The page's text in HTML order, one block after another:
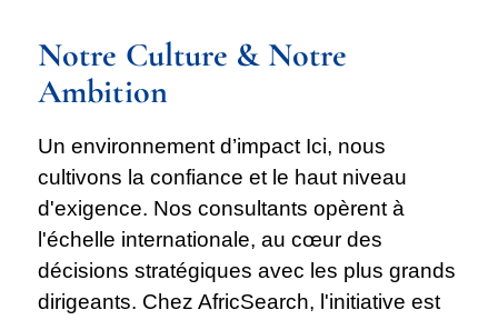
Notre Culture & Notre
Ambition
Un environnement d’impact Ici, nous
cultivons la confiance et le haut niveau
d'exigence. Nos consultants opèrent à
l'échelle internationale, au cœur des
décisions stratégiques avec les plus grands
dirigeants. Chez AfricSearch, l'initiative est